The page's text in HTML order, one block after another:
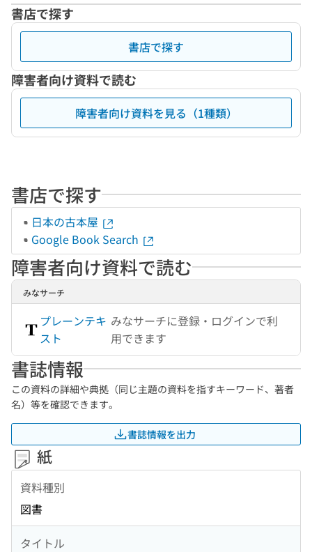
書店で探す
書店で探す
障害者向け資料で読む
障害者向け資料を見る（1種類）
書店で探す
日本の古本屋
Google Book Search
障害者向け資料で読む
みなサーチ
プレーンテキ
スト
みなサーチに登録・ログインで利
用できます
書誌情報
この資料の詳細や典拠（同じ主題の資料を指すキーワード、著者
名）等を確認できます。
書誌情報を出力
紙
資料種別
図書
タイトル